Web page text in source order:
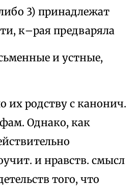
3) принадлежат
к–рая предваряла
и устные,
их родству с канонич.
Однако, как
и нравств. смысл
того, что